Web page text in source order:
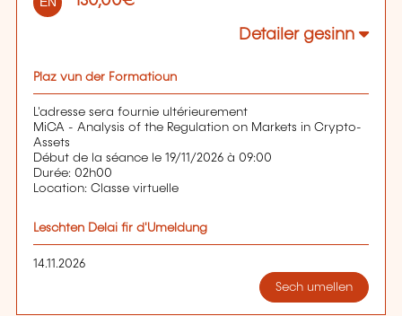
Detailer gesinn
Plaz vun der Formatioun
L'adresse sera fournie ultérieurement
MiCA - Analysis of the Regulation on Markets in Crypto-
Assets
Début de la séance le 19/11/2026 à 09:00
Durée: 02h00
Location: Classe virtuelle
Leschten Delai fir d'Umeldung
14.11.2026
Sech umellen